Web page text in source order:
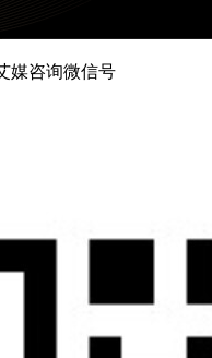
媒咨询微信号